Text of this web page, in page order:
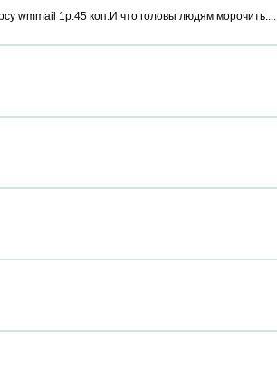
wmmail 1р.45 коп.И что головы людям морочить....